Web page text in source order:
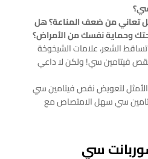
تعاني من ضعف المناعة؟ هل
وحماية نفسك من الأمراض؟
الشعر، علامات الشيخوخة
فيتامين سي! ولكن لا داعي
لتعويض نقص فيتامين سي
سي سهل الامتصاص مع
سي